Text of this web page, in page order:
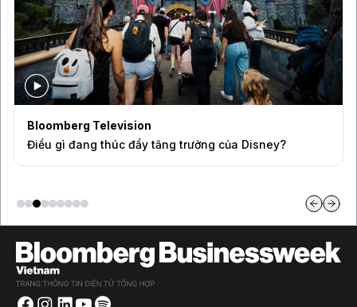
Bloomberg Television
Điều gì đang thúc đẩy tăng trưởng của Disney?